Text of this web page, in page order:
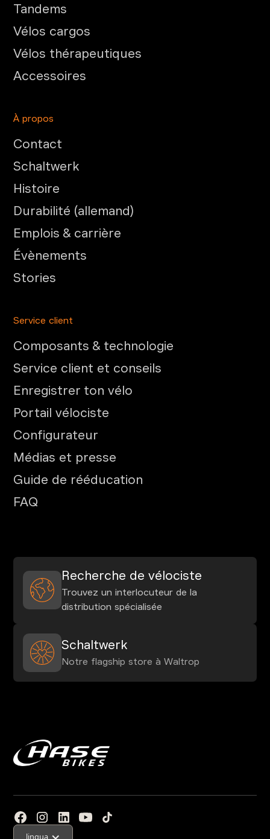
Tandems
Vélos cargos
Vélos thérapeutiques
Accessoires
À propos
Contact
Schaltwerk
Histoire
Durabilité (allemand)
Emplois & carrière
Évènements
Stories
Service client
Composants & technologie
Service client et conseils
Enregistrer ton vélo
Portail vélociste
Configurateur
Médias et presse
Guide de rééducation
FAQ
Recherche de vélociste
Trouvez un interlocuteur de la
distribution spécialisée
Schaltwerk
Notre flagship store à Waltrop